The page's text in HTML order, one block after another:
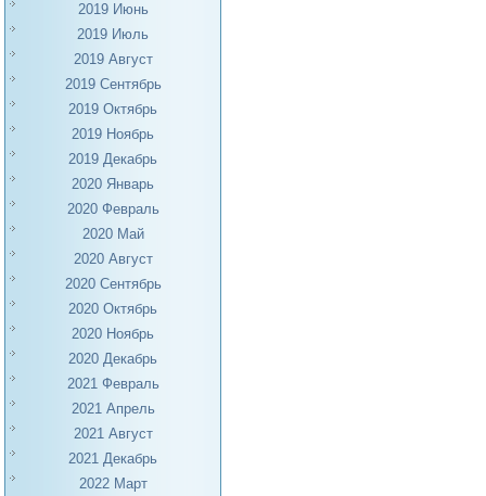
2019 Июнь
2019 Июль
2019 Август
2019 Сентябрь
2019 Октябрь
2019 Ноябрь
2019 Декабрь
2020 Январь
2020 Февраль
2020 Май
2020 Август
2020 Сентябрь
2020 Октябрь
2020 Ноябрь
2020 Декабрь
2021 Февраль
2021 Апрель
2021 Август
2021 Декабрь
2022 Март